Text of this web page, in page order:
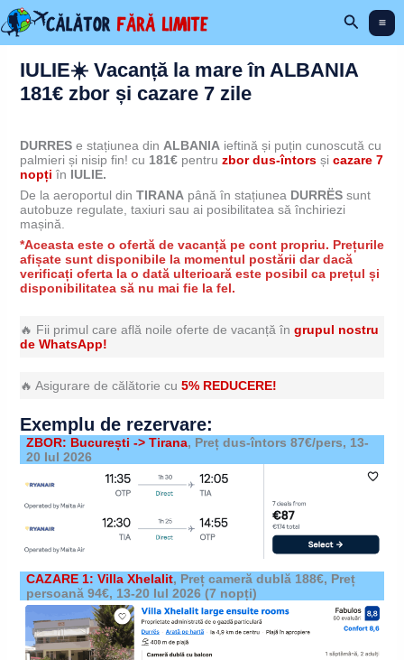
Skip
to
content
Search
IULIE☀️ Vacanță la mare în ALBANIA
181€ zbor și cazare 7 zile
DURRESe stațiunea din ALBANIAieftină și puțin cunoscută cu
palmieri și nisip fin! cu 181€ pentru zbor dus-întorsși cazare 7
nopți în IULIE.
De la aeroportul din TIRANA până în stațiuneaDURRËS sunt
autobuze regulate, taxiuri sau ai posibilitatea să închiriezi
mașină.
*Aceasta este o ofertă de vacanță pe cont propriu. Prețurile
afișate sunt disponibile la momentul postării dar dacă
verificați oferta la o dată ulterioară este posibil ca prețul și
disponibilitatea să nu mai fie la fel.
🔥 Fii primul care află noile oferte de vacanță în grupul nostru
de WhatsApp!
🔥 Asigurare de călătorie cu 5% REDUCERE!
Exemplu de rezervare:
ZBOR: București -> Tirana, Preț dus-întors 87€/pers, 13-
20 Iul 2026
CAZARE 1: Villa Xhelalit, Preț cameră dublă 188€, Preț
persoană 94€, 13-20 Iul 2026(7 nopți)